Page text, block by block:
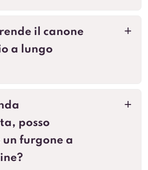
a
il canone
a lungo
a
posso
furgone a